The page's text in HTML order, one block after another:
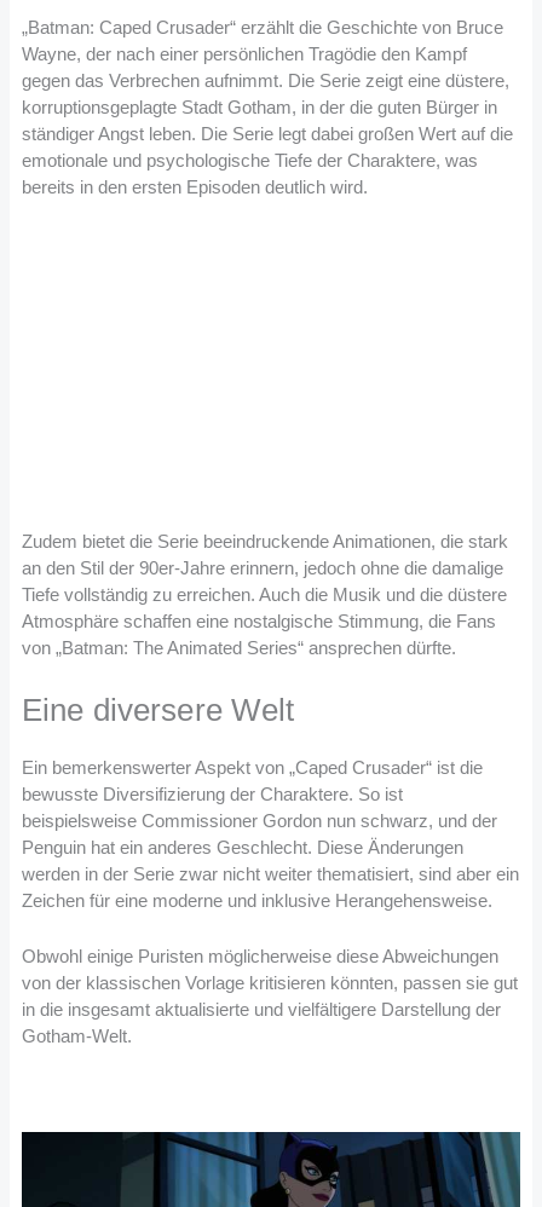
„Batman: Caped Crusader“ erzählt die Geschichte von Bruce
Wayne, der nach einer persönlichen Tragödie den Kampf
gegen das Verbrechen aufnimmt. Die Serie zeigt eine düstere,
korruptionsgeplagte Stadt Gotham, in der die guten Bürger in
ständiger Angst leben. Die Serie legt dabei großen Wert auf die
emotionale und psychologische Tiefe der Charaktere, was
bereits in den ersten Episoden deutlich wird.
Zudem bietet die Serie beeindruckende Animationen, die stark
an den Stil der 90er-Jahre erinnern, jedoch ohne die damalige
Tiefe vollständig zu erreichen. Auch die Musik und die düstere
Atmosphäre schaffen eine nostalgische Stimmung, die Fans
von „Batman: The Animated Series“ ansprechen dürfte.
Eine diversere Welt
Ein bemerkenswerter Aspekt von „Caped Crusader“ ist die
bewusste Diversifizierung der Charaktere. So ist
beispielsweise Commissioner Gordon nun schwarz, und der
Penguin hat ein anderes Geschlecht. Diese Änderungen
werden in der Serie zwar nicht weiter thematisiert, sind aber ein
Zeichen für eine moderne und inklusive Herangehensweise.
Obwohl einige Puristen möglicherweise diese Abweichungen
von der klassischen Vorlage kritisieren könnten, passen sie gut
in die insgesamt aktualisierte und vielfältigere Darstellung der
Gotham-Welt.